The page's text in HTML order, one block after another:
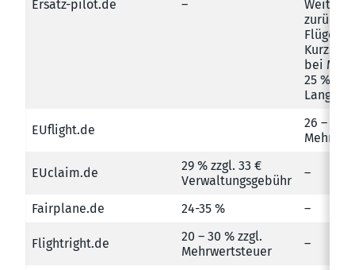
Ersatz-pilot.de –
Weiter
Flüge:
bei
25 % bei
EUflight.de
26 – 36
EUclaim.de
29 % zzgl. 33 €
Verwaltungsgebühr
–
Fairplane.de 24-35 % –
Flightright.de
20 – 30 % zzgl.
Mehrwertsteuer
–